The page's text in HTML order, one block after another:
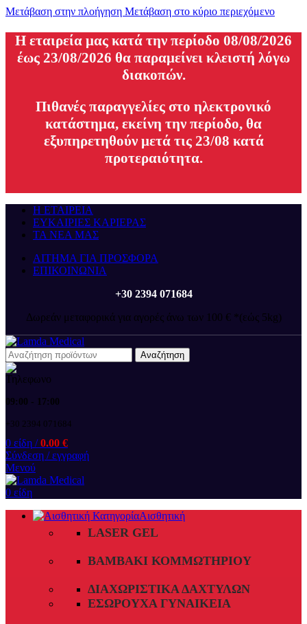
Μετάβαση στην πλοήγηση Μετάβαση στο κύριο περιεχόμενο
H εταιρεία μας κατά την περίοδο 08/08/2026
έως 23/08/2026 θα παραμείνει κλειστή λόγω
διακοπών.
Πιθανές παραγγελίες στο ηλεκτρονικό
κατάστημα, εκείνη την περίοδο, θα
εξυπηρετηθούν μετά τις 23/08 κατά
προτεραιότητα.
Η ΕΤΑΙΡΕΙΑ
ΕΥΚΑΙΡΙΕΣ ΚΑΡΙΕΡΑΣ
ΤΑ ΝΕΑ ΜΑΣ
ΑΙΤΗΜΑ ΓΙΑ ΠΡΟΣΦΟΡΑ
ΕΠΙΚΟΙΝΩΝΙΑ
+30 2394 071684
Δωρεάν μεταφορικά για αγορές άνω των 100 € *(εώς 5kg)
Αναζήτηση
09:00 - 17:00
+30 2394 071684
0 είδη / 0.00 €
Σύνδεση / εγγραφή
Μενού
0 είδη
Αισθητική
LASER GEL
ΒΑΜΒΆΚΙ ΚΟΜΜΩΤΗΡΊΟΥ
ΔΙΑΧΩΡΙΣΤΙΚΆ ΔΑΧΤΎΛΩΝ
ΕΣΏΡΟΥΧΑ ΓΥΝΑΙΚΕΊΑ